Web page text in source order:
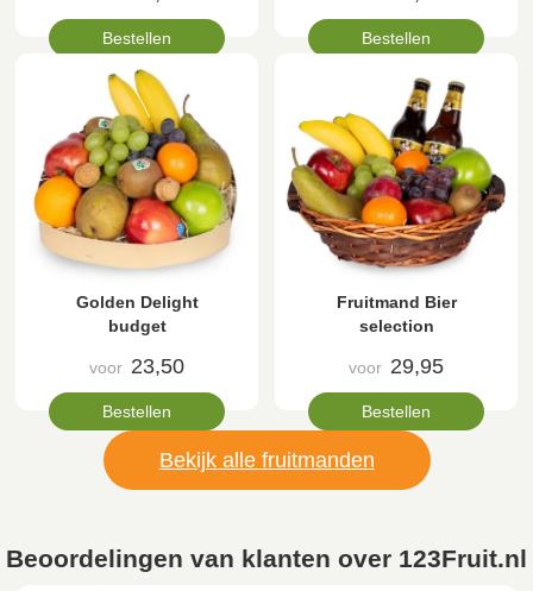
Bestellen Bestellen
Golden Delight
budget
voor 23,50
Bestellen
Fruitmand Bier
selection
voor 29,95
Bestellen
Bekijk alle fruitmanden
Beoordelingen van klanten over 123Fruit.nl